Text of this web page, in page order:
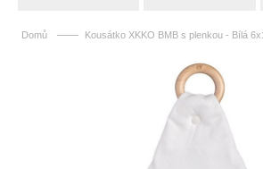
Domů —— Kousátko XKKO BMB s plenkou - Bílá